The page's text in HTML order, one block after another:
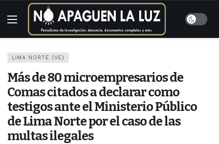
LIMA NORTE (VE)
Más de 80 microempresarios de
Comas citados a declarar como
testigos ante el Ministerio Público
de Lima Norte por el caso de las
multas ilegales